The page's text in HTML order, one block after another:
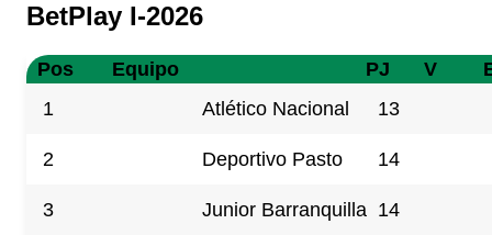
BetPlay I-2026
Pos Equipo PJ V
1
Atlético Nacional 13
2 Deportivo Pasto 14
3 Junior Barranquilla 14